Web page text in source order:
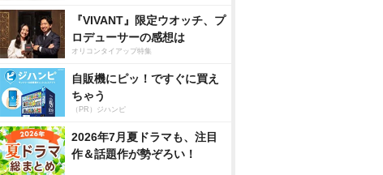
『VIVANT』限定ウオッチ、プ
ロデューサーの感想は
オリコンタイアップ特集
自販機にピッ！ですぐに買え
ちゃう
（PR）ジハンピ
2026年7月夏ドラマも、注目
作＆話題作が勢ぞろい！